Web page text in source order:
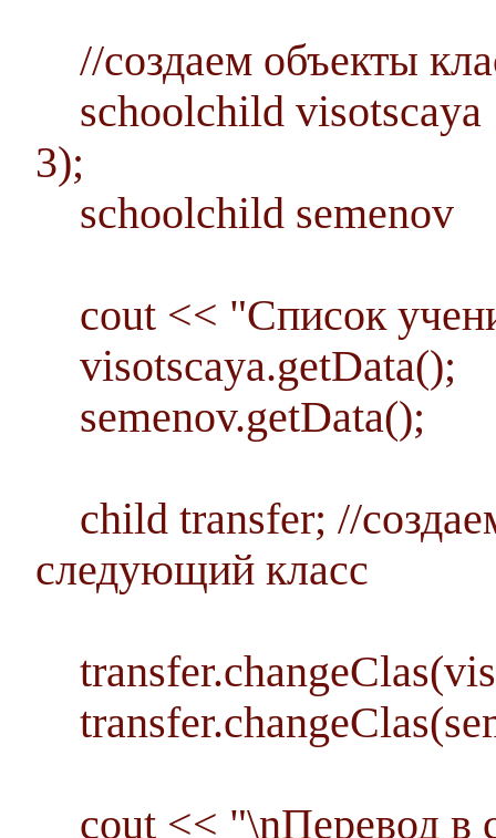
//создаем объекты
schoolchild
3);
schoolchild semenov
cout << "Список
visotscaya.getData();
semenov.getData();
child transfer; //
следующий класс
cout << "\nПеревод в